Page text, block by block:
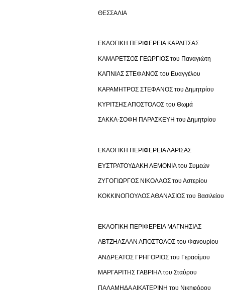
ΘΕΣΣΑΛΙΑ
ΕΚΛΟΓΙΚΗ ΠΕΡΙΦΕΡΕΙΑ ΚΑΡΔΙΤΣΑΣ
ΚΑΜΑΡΕΤΣΟΣ ΓΕΩΡΓΙΟΣ του Παναγιώτη
ΚΑΠΝΙΑΣ ΣΤΕΦΑΝΟΣ του Ευαγγέλου
ΚΑΡΑΜΗΤΡΟΣ ΣΤΕΦΑΝΟΣ του Δημητρίου
ΚΥΡΙΤΣΗΣ ΑΠΟΣΤΟΛΟΣ του Θωμά
ΣΑΚΚΑ-ΣΟΦΗ ΠΑΡΑΣΚΕΥΗ του Δημητρίου
ΕΚΛΟΓΙΚΗ ΠΕΡΙΦΕΡΕΙΑ ΛΑΡΙΣΑΣ
ΕΥΣΤΡΑΤΟΥΔΑΚΗ ΛΕΜΟΝΙΑ του Συμεών
ΖΥΓΟΓΙΩΡΓΟΣ ΝΙΚΟΛΑΟΣ του Αστερίου
ΚΟΚΚΙΝΟΠΟΥΛΟΣ ΑΘΑΝΑΣΙΟΣ του Βασιλείου
ΕΚΛΟΓΙΚΗ ΠΕΡΙΦΕΡΕΙΑ ΜΑΓΝΗΣΙΑΣ
ΑΒΤΖΗΑΣΛΑΝ ΑΠΟΣΤΟΛΟΣ του Φανουρίου
ΑΝΔΡΕΑΤΟΣ ΓΡΗΓΟΡΙΟΣ του Γερασίμου
ΜΑΡΓΑΡΙΤΗΣ ΓΑΒΡΙΗΛ του Σταύρου
ΠΑΛΑΜΗΔΑ ΑΙΚΑΤΕΡΙΝΗ του Νικηφόρου